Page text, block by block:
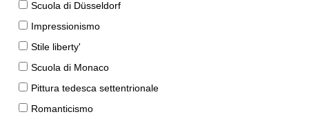
Scuola di Düsseldorf
Impressionismo
Stile liberty'
Scuola di Monaco
Pittura tedesca settentrionale
Romanticismo